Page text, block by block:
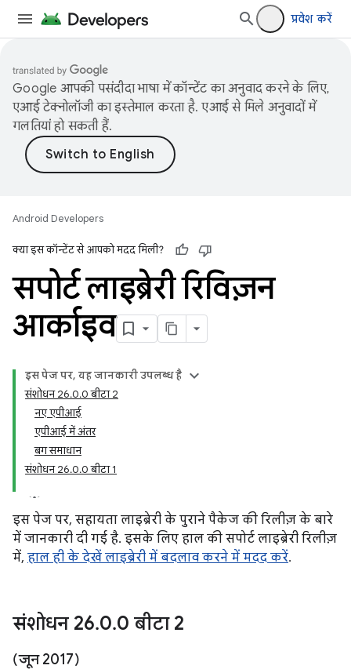
प्रवेश करें
Google आपकी पसंदीदा भाषा में कॉन्टेंट का अनुवाद करने के लिए,
एआई टेक्नोलॉजी का इस्तेमाल करता है. एआई से मिले अनुवादों में
गलतियां हो सकती हैं.
Android Developers
क्या इस कॉन्टेंट से आपको मदद मिली?
सपोर्ट लाइब्रेरी रिविज़न
आर्काइव
इस पेज पर, यह जानकारी उपलब्ध है
संशोधन 26.0.0 बीटा 2
नए एपीआई
एपीआई में अंतर
बग समाधान
संशोधन 26.0.0 बीटा 1
इस पेज पर, सहायता लाइब्रेरी के पुराने पैकेज की रिलीज़ के बारे
में जानकारी दी गई है. इसके लिए हाल की सपोर्ट लाइब्रेरी रिलीज़
में, हाल ही के देखें लाइब्रेरी में बदलाव करने में मदद करें.
संशोधन 26.0.0 बीटा 2
(जून 2017)